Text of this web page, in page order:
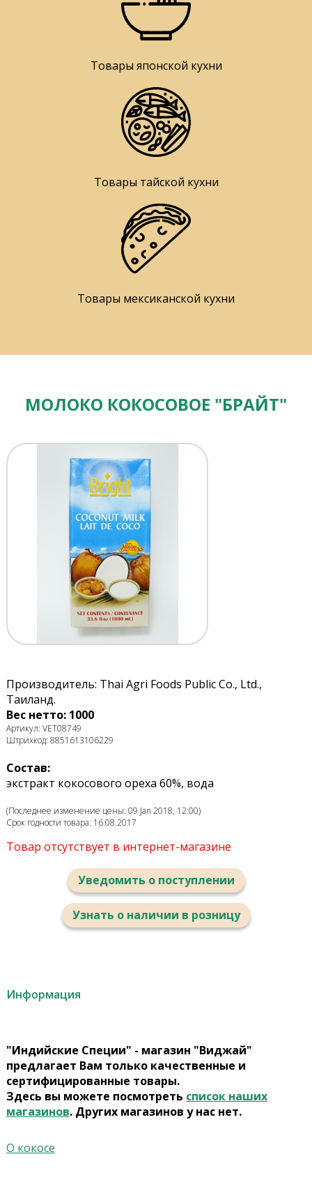
Товары японской кухни
Товары тайской кухни
Товары мексиканской кухни
МОЛОКО КОКОСОВОЕ "БРАЙТ"
Производитель: Thai Agri Foods Public Co., Ltd.,
Таиланд.
Вес нетто: 1000
Артикул: VET08749
Штрихкод: 8851613106229
Состав:
экстракт кокосового ореха 60%, вода
(Последнее изменение цены: 09 Jan 2018, 12:00)
Срок годности товара: 16.08.2017
Товар отсутствует в интернет-магазине
Уведомить о поступлении
Узнать о наличии в розницу
Информация
"Индийские Специи" - магазин "Виджай"
предлагает Вам только качественные и
сертифицированные товары.
Здесь вы можете посмотреть список наших
магазинов. Других магазинов у нас нет.
О кокосе